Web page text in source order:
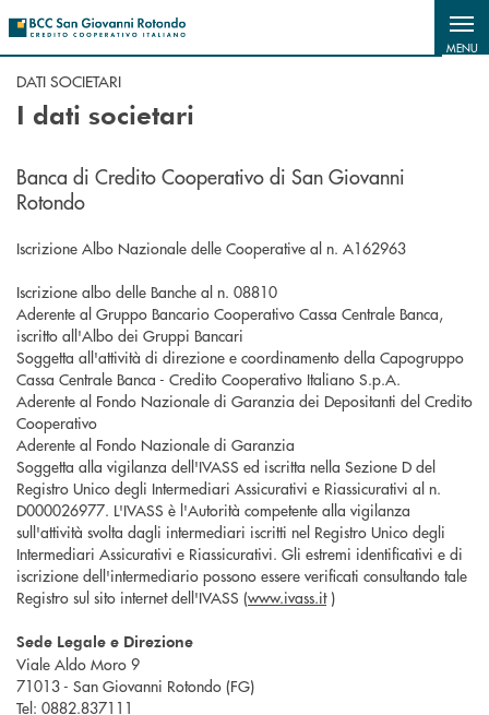
MENU
DATI SOCIETARI
I dati societari
Banca di Credito Cooperativo di San Giovanni
Rotondo
Iscrizione Albo Nazionale delle Cooperative al n. A162963
Iscrizione albo delle Banche al n. 08810
Aderente al Gruppo Bancario Cooperativo Cassa Centrale Banca,
iscritto all'Albo dei Gruppi Bancari
Soggetta all'attività di direzione e coordinamento della Capogruppo
Cassa Centrale Banca - Credito Cooperativo Italiano S.p.A.
Aderente al Fondo Nazionale di Garanzia dei Depositanti del Credito
Cooperativo
Aderente al Fondo Nazionale di Garanzia
Soggetta alla vigilanza dell'IVASS ed iscritta nella Sezione D del
Registro Unico degli Intermediari Assicurativi e Riassicurativi al n.
D000026977. L'IVASS è l'Autorità competente alla vigilanza
sull'attività svolta dagli intermediari iscritti nel Registro Unico degli
Intermediari Assicurativi e Riassicurativi. Gli estremi identificativi e di
iscrizione dell'intermediario possono essere verificati consultando tale
Registro sul sito internet dell'IVASS (www.ivass.it)
Sede Legale e Direzione
Viale Aldo Moro 9
71013 - San Giovanni Rotondo (FG)
Tel: 0882.837111